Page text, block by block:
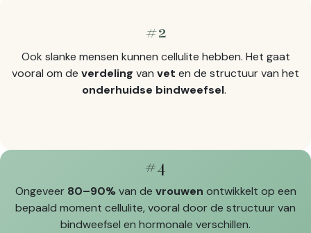
#2
Ook slanke mensen kunnen cellulite hebben. Het gaat
vooral om de verdeling van vet en de structuur van het
onderhuidse bindweefsel.
#4
Ongeveer 80–90%van de vrouwen ontwikkelt op een
bepaald moment cellulite, vooral door de structuur van
bindweefsel en hormonale verschillen.